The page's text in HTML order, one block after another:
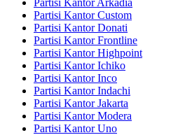
Partisi Kantor Custom
Partisi Kantor Donati
Partisi Kantor Frontline
Partisi Kantor Highpoint
Partisi Kantor Ichiko
Partisi Kantor Inco
Partisi Kantor Indachi
Partisi Kantor Jakarta
Partisi Kantor Modera
Partisi Kantor Uno